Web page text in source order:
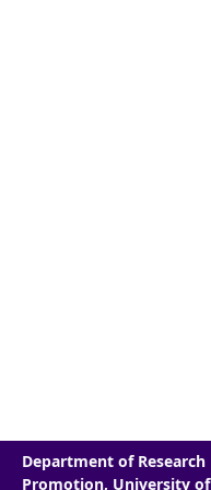
Department of Research
Promotion, University of